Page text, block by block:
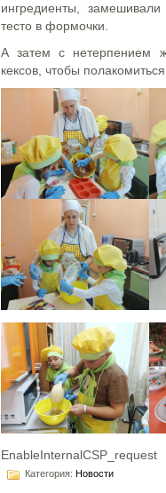
ингредиенты,
тесто в формочки.
А затем с нетерпением
кексов, чтобы
EnableInternalCSP_request
Категория: Новости